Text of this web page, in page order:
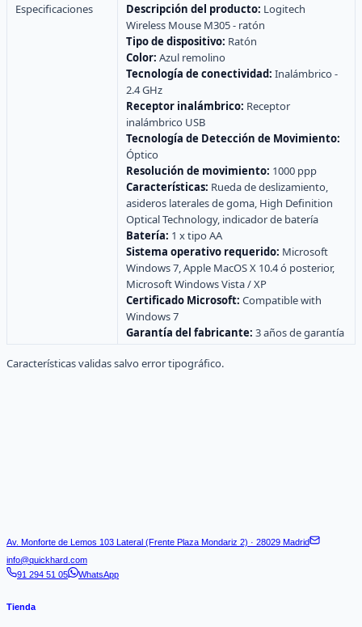
Especificaciones
Descripción del producto: Logitech
Wireless Mouse M305 - ratón
Tipo de dispositivo: Ratón
Color: Azul remolino
Tecnología de conectividad: Inalámbrico -
2.4 GHz
Receptor inalámbrico: Receptor
inalámbrico USB
Tecnología de Detección de Movimiento:
Óptico
Resolución de movimiento: 1000 ppp
Características: Rueda de deslizamiento,
asideros laterales de goma, High Definition
Optical Technology, indicador de batería
Batería: 1 x tipo AA
Sistema operativo requerido: Microsoft
Windows 7, Apple MacOS X 10.4 ó posterior,
Microsoft Windows Vista / XP
Certificado Microsoft: Compatible with
Windows 7
Garantía del fabricante: 3 años de garantía
Características validas salvo error tipográfico.
Av. Monforte de Lemos 103 Lateral (Frente Plaza Mondariz 2) · 28029 Madrid
info@quickhard.com
91 294 51 05
WhatsApp
Tienda